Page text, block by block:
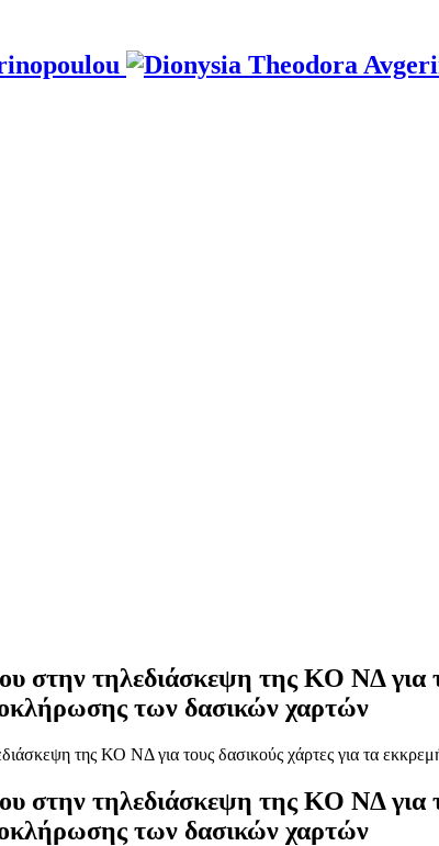
στην τηλεδιάσκεψη της ΚΟ ΝΔ για
των δασικών χαρτών
στην τηλεδιάσκεψη της ΚΟ ΝΔ για
των δασικών χαρτών